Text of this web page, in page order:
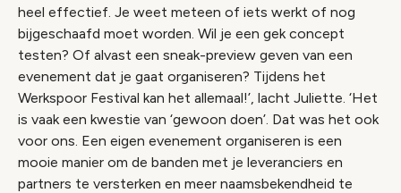
heel effectief. Je weet meteen of iets werkt of nog
bijgeschaafd moet worden. Wil je een gek concept
testen? Of alvast een sneak-preview geven van een
evenement dat je gaat organiseren? Tijdens het
Werkspoor Festival kan het allemaal!’, lacht Juliette. ‘Het
is vaak een kwestie van ‘gewoon doen’. Dat was het ook
voor ons. Een eigen evenement organiseren is een
mooie manier om de banden met je leveranciers en
partners te versterken en meer naamsbekendheid te